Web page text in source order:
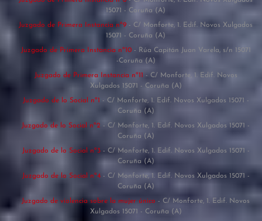
15071 - Coruña (A)
Juzgado de Primera Instancia nº9 - C/ Monforte, 1. Edif. Novos Xulgados
15071 - Coruña (A)
Juzgado de Primera Instancia nº10 - Rúa Capitán Juan Varela, s/n 15071
-Coruña (A)
Juzgado de Primera Instancia nº11 - C/ Monforte, 1. Edif. Novos
Xulgados 15071 - Coruña (A)
Juzgado de lo Social nº1 - C/ Monforte, 1. Edif. Novos Xulgados 15071 -
Coruña (A)
Juzgado de lo Social nº2 - C/ Monforte, 1. Edif. Novos Xulgados 15071 -
Coruña (A)
Juzgado de lo Social nº3 - C/ Monforte, 1. Edif. Novos Xulgados 15071 -
Coruña (A)
Juzgado de lo Social nº4 - C/ Monforte, 1. Edif. Novos Xulgados 15071 -
Coruña (A)
Juzgado de violencia sobre la mujer único - C/ Monforte, 1. Edif. Novos
Xulgados 15071 - Coruña (A)